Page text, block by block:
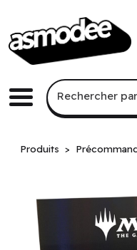
Menu
Recherche
Rechercher
Produits